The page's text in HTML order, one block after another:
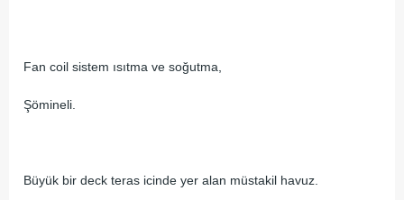
Fan coil sistem ısıtma ve soğutma,
Şömineli.
Büyük bir deck teras icinde yer alan müstakil havuz.